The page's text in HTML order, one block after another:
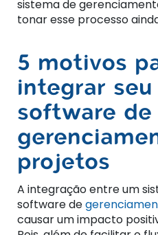
sistema de
tonar esse processo
5 motivos
integrar seu
software de
projetos
A integração entre um
software de
causar um impacto